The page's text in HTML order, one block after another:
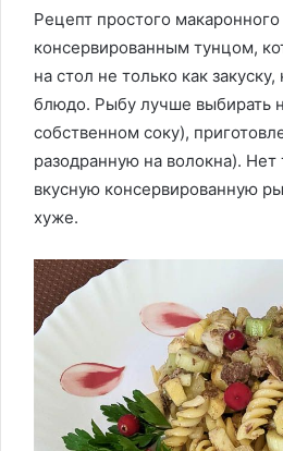
Рецепт простого макаронного
консервированным тунцом,
на стол не только как
блюдо. Рыбу лучше выбирать
собственном соку),
разодранную на волокна).
вкусную консервированную
хуже.